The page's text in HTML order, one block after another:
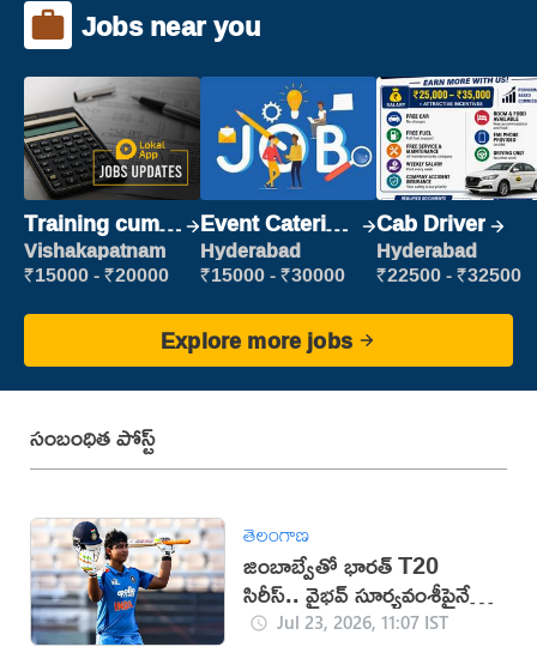
Jobs near you
Training cum
Placement
Vishakapatnam
₹15000 - ₹20000
Event Catering
Staff
Hyderabad
₹15000 - ₹30000
Cab Driver
Hyderabad
₹22500 - ₹32500
Explore more jobs
సంబంధిత పోస్ట్
తెలంగాణ
జింబాబ్వేతో భారత్ T20
సిరీస్.. వైభవ్ సూర్యవంశీపైనే
దృష్టిJul 23, 2026, 11:07 IST